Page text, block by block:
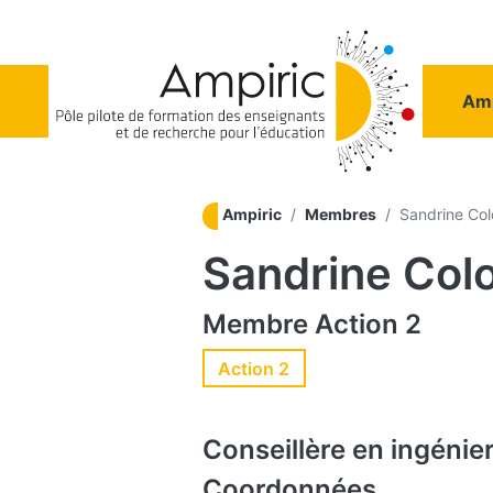
Ampiric Membres Sandrine
Sandrine
Membre Action 2
Action 2
Conseillère en